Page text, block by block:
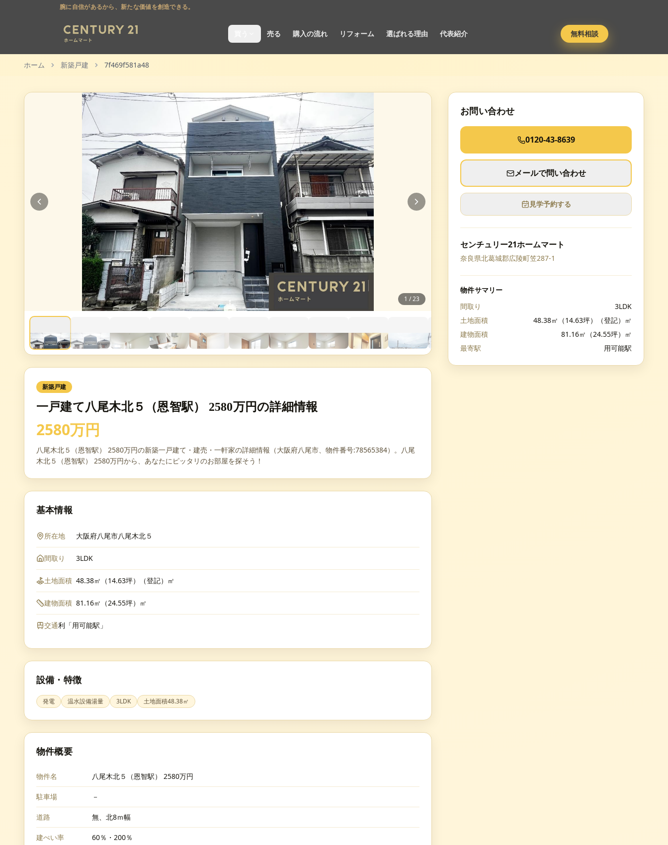
腕に自信があるから、新たな価値を創造できる。
売る 購入の流れ リフォーム 選ばれる理由 代表紹介 無料相談
ホーム 新築戸建 7f469f581a48
1 /23
新築戸建
一戸建て八尾木北５（恩智駅） 2580万円の詳細情報
2580万円
八尾木北５（恩智駅） 2580万円の新築一戸建て・建売・一軒家の詳細情報（大阪府八尾市、物件番号:78565384）。八尾
木北５（恩智駅） 2580万円から、あなたにピッタリのお部屋を探そう！
基本情報
所在地 大阪府八尾市八尾木北５
間取り 3LDK
土地面積 48.38㎡（14.63坪）（登記）㎡
建物面積 81.16㎡（24.55坪）㎡
交通利「用可能駅」
設備・特徴
発電 温水設備湯量 3LDK 土地面積48.38㎡
物件概要
物件名 八尾木北５（恩智駅） 2580万円
駐車場 －
道路 無、北8ｍ幅
建ぺい率 60％・200％
お問い合わせ
0120-43-8639
メールで問い合わせ
見学予約する
センチュリー21ホームマート
奈良県北葛城郡広陵町笠287-1
物件サマリー
間取り
3LDK
土地面積
48.38㎡（14.63坪）（登記）㎡
建物面積
81.16㎡（24.55坪）㎡
最寄駅
用可能駅